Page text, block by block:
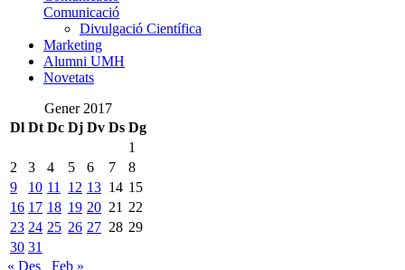
Comunicació
Divulgació Científica
Marketing
Alumni UMH
Novetats
Gener 2017
Dl Dt Dc Dj Dv Ds Dg
1
2
3 4 5 6 7
8
9
10 11 12 13 14 15
16 17 18 19 20 21 22
23 24 25 26 27 28 29
30 31
« Des
Feb »